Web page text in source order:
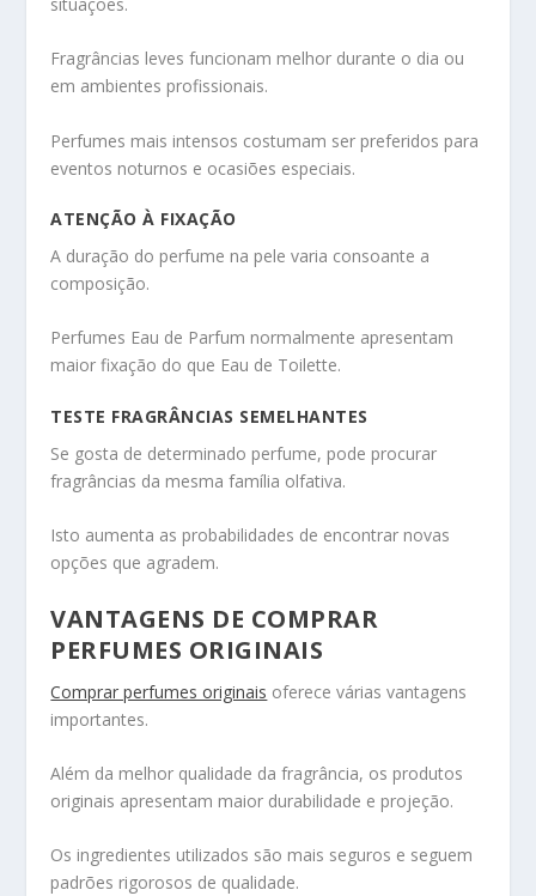
Fragrâncias leves funcionam melhor durante o dia ou
em ambientes profissionais.
Perfumes mais intensos costumam ser preferidos para
eventos noturnos e ocasiões especiais.
ATENÇÃO À FIXAÇÃO
A duração do perfume na pele varia consoante a
composição.
Perfumes Eau de Parfum normalmente apresentam
maior fixação do que Eau de Toilette.
TESTE FRAGRÂNCIAS SEMELHANTES
Se gosta de determinado perfume, pode procurar
fragrâncias da mesma família olfativa.
Isto aumenta as probabilidades de encontrar novas
opções que agradem.
VANTAGENS DE COMPRAR
PERFUMES ORIGINAIS
Comprar perfumes originais oferece várias vantagens
importantes.
Além da melhor qualidade da fragrância, os produtos
originais apresentam maior durabilidade e projeção.
Os ingredientes utilizados são mais seguros e seguem
padrões rigorosos de qualidade.